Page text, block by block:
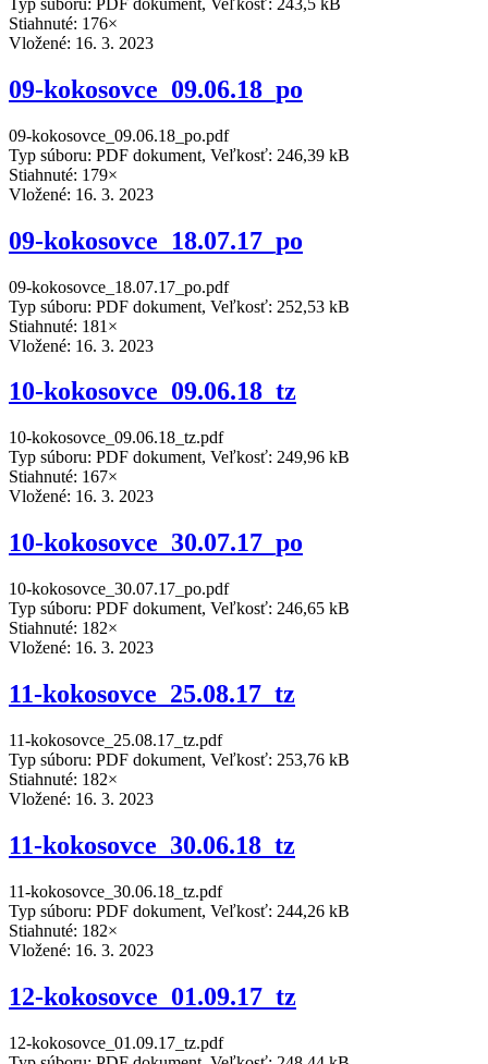
Typ súboru: PDF dokument, Veľkosť: 243,5 kB
Stiahnuté: 176×
Vložené: 16. 3. 2023
09-kokosovce_09.06.18_po
09-kokosovce_09.06.18_po.pdf
Typ súboru: PDF dokument, Veľkosť: 246,39 kB
Stiahnuté: 179×
Vložené: 16. 3. 2023
09-kokosovce_18.07.17_po
09-kokosovce_18.07.17_po.pdf
Typ súboru: PDF dokument, Veľkosť: 252,53 kB
Stiahnuté: 181×
Vložené: 16. 3. 2023
10-kokosovce_09.06.18_tz
10-kokosovce_09.06.18_tz.pdf
Typ súboru: PDF dokument, Veľkosť: 249,96 kB
Stiahnuté: 167×
Vložené: 16. 3. 2023
10-kokosovce_30.07.17_po
10-kokosovce_30.07.17_po.pdf
Typ súboru: PDF dokument, Veľkosť: 246,65 kB
Stiahnuté: 182×
Vložené: 16. 3. 2023
11-kokosovce_25.08.17_tz
11-kokosovce_25.08.17_tz.pdf
Typ súboru: PDF dokument, Veľkosť: 253,76 kB
Stiahnuté: 182×
Vložené: 16. 3. 2023
11-kokosovce_30.06.18_tz
11-kokosovce_30.06.18_tz.pdf
Typ súboru: PDF dokument, Veľkosť: 244,26 kB
Stiahnuté: 182×
Vložené: 16. 3. 2023
12-kokosovce_01.09.17_tz
12-kokosovce_01.09.17_tz.pdf